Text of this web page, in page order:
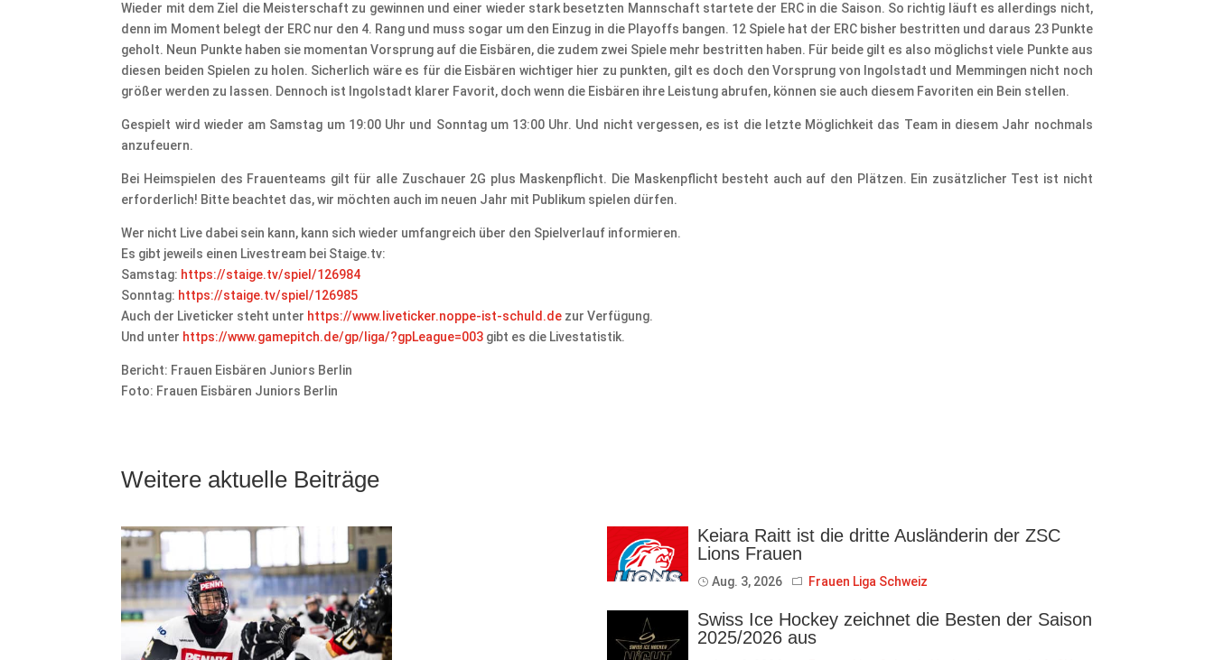
Wieder mit dem Ziel die Meisterschaft zu gewinnen und einer wieder stark besetzten Mannschaft startete der ERC in die Saison. So richtig läuft es allerdings nicht,
denn im Moment belegt der ERC nur den 4. Rang und muss sogar um den Einzug in die Playoffs bangen. 12 Spiele hat der ERC bisher bestritten und daraus 23 Punkte
geholt. Neun Punkte haben sie momentan Vorsprung auf die Eisbären, die zudem zwei Spiele mehr bestritten haben. Für beide gilt es also möglichst viele Punkte aus
diesen beiden Spielen zu holen. Sicherlich wäre es für die Eisbären wichtiger hier zu punkten, gilt es doch den Vorsprung von Ingolstadt und Memmingen nicht noch
größer werden zu lassen. Dennoch ist Ingolstadt klarer Favorit, doch wenn die Eisbären ihre Leistung abrufen, können sie auch diesem Favoriten ein Bein stellen.
Gespielt wird wieder am Samstag um 19:00 Uhr und Sonntag um 13:00 Uhr. Und nicht vergessen, es ist die letzte Möglichkeit das Team in diesem Jahr nochmals
anzufeuern.
Bei Heimspielen des Frauenteams gilt für alle Zuschauer 2G plus Maskenpflicht. Die Maskenpflicht besteht auch auf den Plätzen. Ein zusätzlicher Test ist nicht
erforderlich! Bitte beachtet das, wir möchten auch im neuen Jahr mit Publikum spielen dürfen.
Wer nicht Live dabei sein kann, kann sich wieder umfangreich über den Spielverlauf informieren.
Es gibt jeweils einen Livestream bei Staige.tv:
Samstag: https://staige.tv/spiel/126984
Sonntag: https://staige.tv/spiel/126985
Auch der Liveticker steht unter https://www.liveticker.noppe-ist-schuld.de zur Verfügung.
Und unter https://www.gamepitch.de/gp/liga/?gpLeague=003 gibt es die Livestatistik.
Bericht: Frauen Eisbären Juniors Berlin
Foto: Frauen Eisbären Juniors Berlin
Weitere aktuelle Beiträge
Keiara Raitt ist die dritte Ausländerin der ZSC
Lions Frauen
Aug. 3, 2026 Frauen Liga Schweiz
Swiss Ice Hockey zeichnet die Besten der Saison
2025/2026 aus